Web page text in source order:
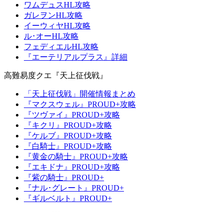
ワムデュスHL攻略
ガレヲンHL攻略
イーウィヤHL攻略
ル･オーHL攻略
フェディエルHL攻略
『エーテリアルプラス』詳細
高難易度クエ『天上征伐戦』
「天上征伐戦」開催情報まとめ
『マクスウェル』PROUD+攻略
『ツヴァイ』PROUD+攻略
『キクリ』PROUD+攻略
『ケルブ』PROUD+攻略
『白騎士』PROUD+攻略
『黄金の騎士』PROUD+攻略
『エキドナ』PROUD+攻略
『紫の騎士』PROUD+
『ナル･グレート』PROUD+
『ギルベルト』PROUD+